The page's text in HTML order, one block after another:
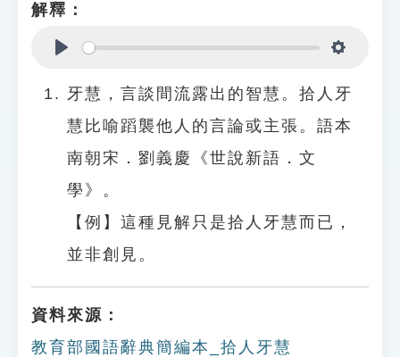
解釋：
牙慧，言談間流露出的智慧。拾人牙
慧比喻蹈襲他人的言論或主張。語本
南朝宋．劉義慶《世說新語．文
學》。
【例】這種見解只是拾人牙慧而已，
並非創見。
資料來源：
教育部國語辭典簡編本_拾人牙慧